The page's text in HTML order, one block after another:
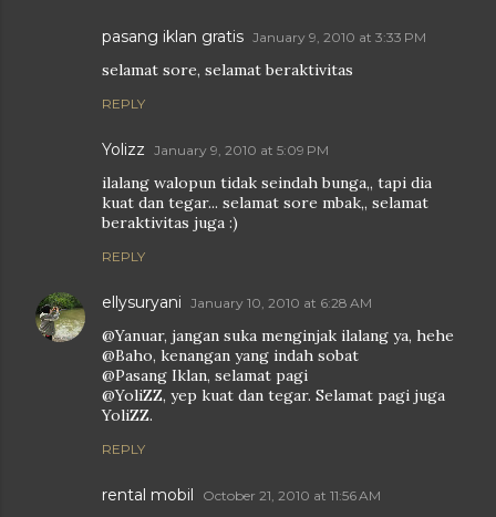
pasang iklan gratis January 9, 2010 at 3:33 PM
selamat sore, selamat beraktivitas
REPLY
Yolizz January 9, 2010 at 5:09 PM
ilalang walopun tidak seindah bunga,, tapi dia
kuat dan tegar... selamat sore mbak,, selamat
beraktivitas juga :)
REPLY
ellysuryani January 10, 2010 at 6:28 AM
@Yanuar, jangan suka menginjak ilalang ya, hehe
@Baho, kenangan yang indah sobat
@Pasang Iklan, selamat pagi
@YoliZZ, yep kuat dan tegar. Selamat pagi juga
YoliZZ.
REPLY
rental mobil October 21, 2010 at 11:56 AM